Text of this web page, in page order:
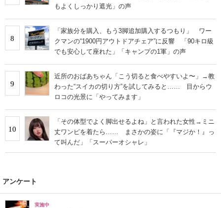
もよくしっかり遮光」の声
8
「家族分を購入、もう3脚追加購入するつもり」 ワー
クマンの“1900円アウトドアチェア”に反響 「90キロ級
でも安心して座れた」「キャンプの1軍」の声
9
近所のおばあちゃん「こう切ると食べやすいよ〜」→教
わった“スイカの切り方”を試してみると…… 目からウ
ロコの光景に「やってみます」
10
「その体型でよく脚出せるよね」と言われた女性→ミニ
丈ワンピを着たら…… まさかの姿に「『マジか！』っ
て叫んだ」「スーパーオシャレ」
アンケート
実施中